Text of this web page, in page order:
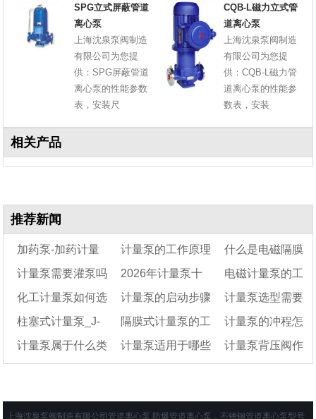
SPG立式屏蔽管道
离心泵
上海沈泉泵阀制造
有限公司为您提
供：SPG屏蔽管道
离心泵的性能参数
表，安装尺
CQB-L磁力立式管
道离心泵
上海沈泉泵阀制造
有限公司为您提
供：CQB-L磁力管
道离心泵的性能参
数表，安装
相关产品
推荐新闻
加药泵-加药计量 计量泵的工作原理
是什么
什么是电磁隔膜
计量泵?
计量泵需要灌泵吗 2026年计量泵十
大品牌
电磁计量泵的工
作原理及特点
化工计量泵如何选 计量泵的启动步骤
及注意事项
计量泵选型需要
哪些参数
柱塞式计量泵_J-
D系列柱塞计量泵
隔膜式计量泵的工
作原理及结构图
计量泵的冲程怎
么调
计量泵属于什么类 计量泵适用于哪些 计量泵背压阀作
上海沈泉泵阀制造有限公司管道离心泵,防爆管道离心泵，不锈钢管道离心泵型号